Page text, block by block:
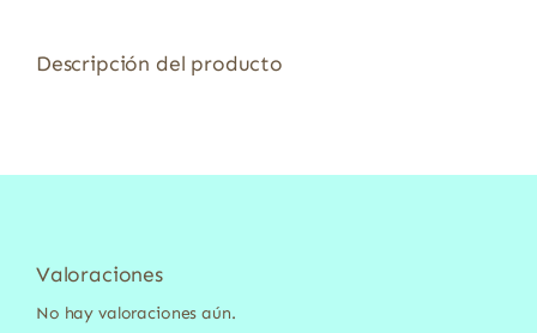
Descripción del producto
Valoraciones
No hay valoraciones aún.